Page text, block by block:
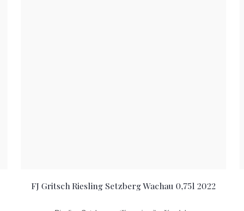
FJ Gritsch Riesling Setzberg Wachau 0,75l 2022